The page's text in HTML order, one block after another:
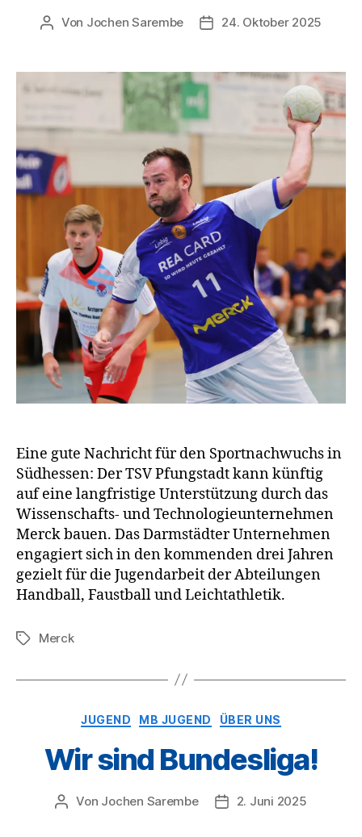
Beitragsautor
Von Jochen Sarembe Veröffentlichungsdatum
24. Oktober 2025
Eine gute Nachricht für den Sportnachwuchs in
Südhessen: Der TSV Pfungstadt kann künftig
auf eine langfristige Unterstützung durch das
Wissenschafts- und Technologieunternehmen
Merck bauen. Das Darmstädter Unternehmen
engagiert sich in den kommenden drei Jahren
gezielt für die Jugendarbeit der Abteilungen
Handball, Faustball und Leichtathletik.
Schlagwörter
Merck
Kategorien
JUGEND MB JUGEND ÜBER UNS
Wir sind Bundesliga!
Beitragsautor
Von Jochen Sarembe Veröffentlichungsdatum
2. Juni 2025